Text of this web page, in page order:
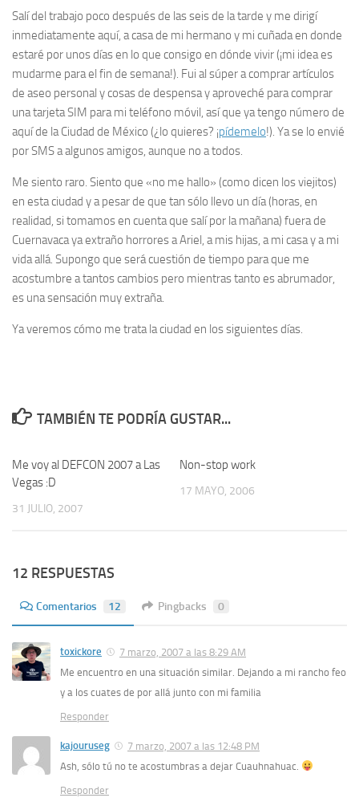
Salí del trabajo poco después de las seis de la tarde y me dirigí
inmediatamente aquí, a casa de mi hermano y mi cuñada en donde
estaré por unos días en lo que consigo en dónde vivir (¡mi idea es
mudarme para el fin de semana!). Fui al súper a comprar artículos
de aseo personal y cosas de despensa y aproveché para comprar
una tarjeta SIM para mi teléfono móvil, así que ya tengo número de
aquí de la Ciudad de México (¿lo quieres? ¡pídemelo!). Ya se lo envié
por SMS a algunos amigos, aunque no a todos.
Me siento raro. Siento que «no me hallo» (como dicen los viejitos)
en esta ciudad y a pesar de que tan sólo llevo un día (horas, en
realidad, si tomamos en cuenta que salí por la mañana) fuera de
Cuernavaca ya extraño horrores a Ariel, a mis hijas, a mi casa y a mi
vida allá. Supongo que será cuestión de tiempo para que me
acostumbre a tantos cambios pero mientras tanto es abrumador,
es una sensación muy extraña.
Ya veremos cómo me trata la ciudad en los siguientes días.
TAMBIÉN TE PODRÍA GUSTAR...
Me voy al DEFCON 2007 a Las
Vegas :D
31 JULIO, 2007
Non-stop work
17 MAYO, 2006
12 RESPUESTAS
Comentarios 12 Pingbacks 0
toxickore
7 marzo, 2007 a las 8:29 AM
Me encuentro en una situación similar. Dejando a mi rancho feo
y a los cuates de por allá junto con mi familia
Responder
kajouruseg
7 marzo, 2007 a las 12:48 PM
Ash, sólo tú no te acostumbras a dejar Cuauhnahuac.
Responder